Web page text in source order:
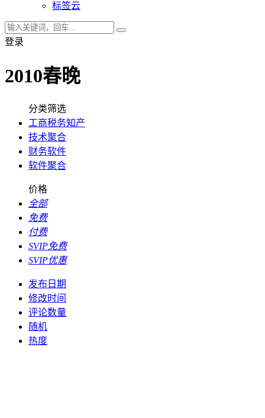
标签云
登录
2010春晚
分类筛选
工商税务知产
技术聚合
财务软件
软件聚合
价格
全部
免费
付费
SVIP免费
SVIP优惠
发布日期
修改时间
评论数量
随机
热度